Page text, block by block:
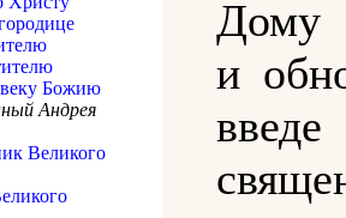
Божию
Андрея
Великого
Дому
и
введе